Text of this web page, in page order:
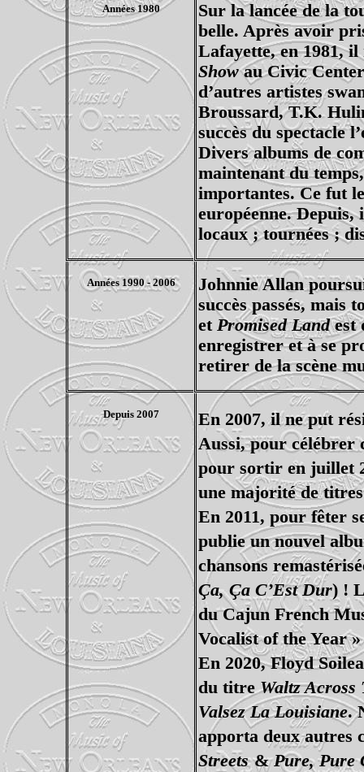
Années 1980
Sur la lancée de la
belle. Après avoir
Lafayette, en 1981,
Showau Civic Center
d’autres artistes
Broussard, T.K.
succès du spectacle
Divers albums de
maintenant du
importantes. Ce fut
européenne. Depuis,
locaux ; tournées ;
Années 1990 - 2006
Johnnie Allan
succès passés, mais
et Promised Landest
enregistrer et à se
retirer de la scène
Depuis 2007
En 2007, il ne put
Aussi, pour célébrer
pour sortir en juillet
une majorité de
En 2011, pour fêter
publie un nouvel
chansons
Ça, Ça C’Est Dur) !
duCajun French
Vocalist of the Year
En 2020, Floyd
du titreWaltz Across
Valsez La Louisiane.
apporta deux autres
Streets &Pure, Pure